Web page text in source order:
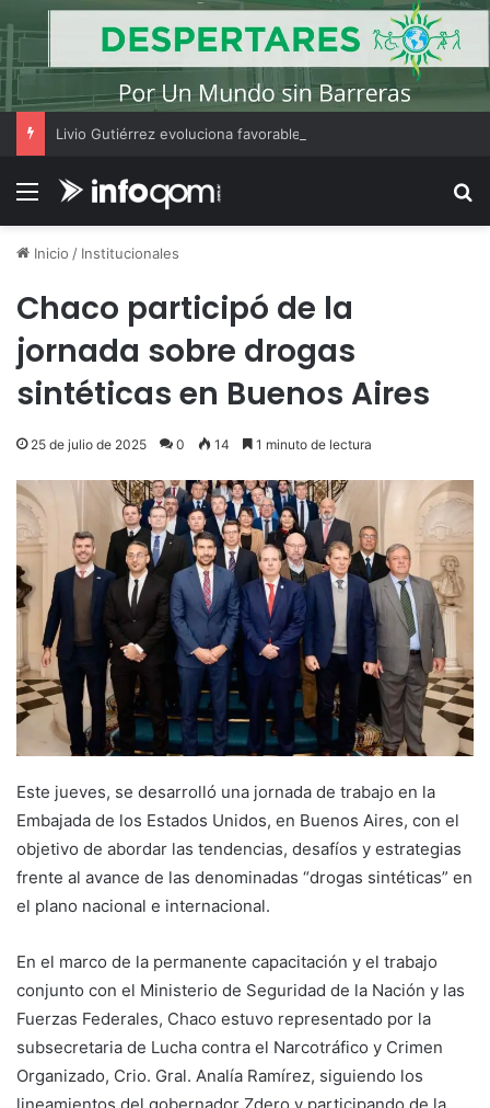
Menú
Inicio / Institucionales
Chaco participó de la
jornada sobre drogas
sintéticas en Buenos Aires
25 de julio de 2025 0 14 1 minuto de lectura
Este jueves, se desarrolló una jornada de trabajo en la
Embajada de los Estados Unidos, en Buenos Aires, con el
objetivo de abordar las tendencias, desafíos y estrategias
frente al avance de las denominadas “drogas sintéticas” en
el plano nacional e internacional.
En el marco de la permanente capacitación y el trabajo
conjunto con el Ministerio de Seguridad de la Nación y las
Fuerzas Federales, Chaco estuvo representado por la
subsecretaria de Lucha contra el Narcotráfico y Crimen
Organizado, Crio. Gral. Analía Ramírez, siguiendo los